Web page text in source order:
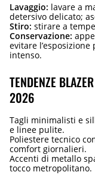
Lavaggio: lavare a
detersivo delicato;
Stiro: stirare a
Conservazione:
evitare
intenso.
TENDENZE
2026
Tagli minimalisti e
e linee pulite.
Poliestere tecnico
comfort giornalieri.
Accenti di metallo
tocco metropolitano.